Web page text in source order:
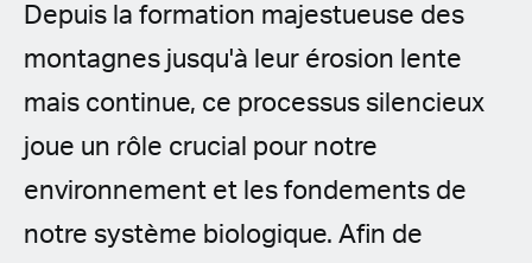
Depuis la formation majestueuse des
montagnes jusqu'à leur érosion lente
mais continue, ce processus silencieux
joue un rôle crucial pour notre
environnement et les fondements de
notre système biologique. Afin de